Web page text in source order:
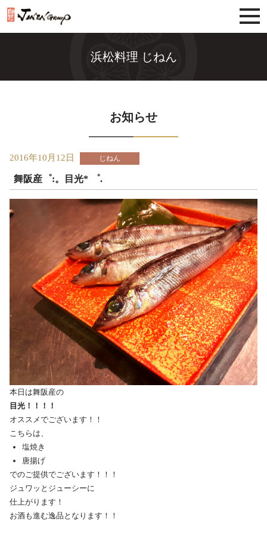
浜松料理 じねん
お知らせ
2016年10月12日 じねん
舞阪産゜:。目光* ゜.
本日は舞阪産の
目光！！！！
オススメでございます！！
こちらは、
塩焼き
唐揚げ
でのご提供でございます！！！
ジュワッとジューシーに
仕上がります！
お酒も進む逸品となります！！